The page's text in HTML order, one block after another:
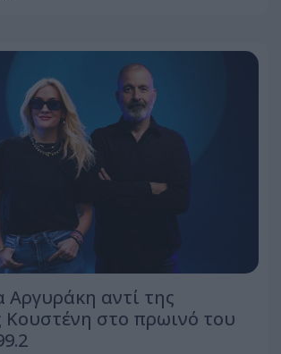
Αργυράκη αντί της
στο πρωινό του